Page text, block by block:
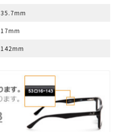
35.7mm
17mm
142mm